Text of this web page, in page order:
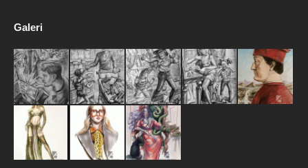
Galeri